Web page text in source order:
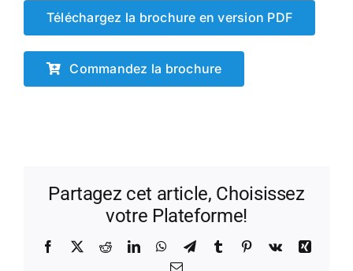
Téléchargez la brochure en version PDF
Commandez la brochure
Partagez cet article, Choisissez
votre Plateforme!
Facebook
X RedditLinkedInWhatsApp
TelegramTumblr Pinterest
Vk
Xing
Email